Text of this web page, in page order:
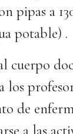
pipas a
potable) .
cuerpo
los
de
a las